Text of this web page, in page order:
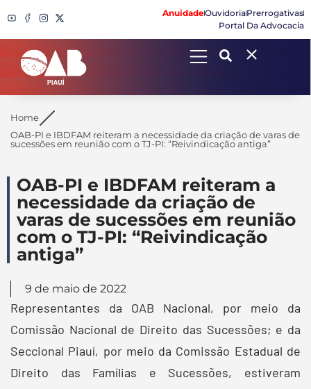
AnuidadeOuvidoriaPrerrogativas
Portal Da Advocacia
Search
Home
OAB-PI e IBDFAM reiteram a necessidade da criação de varas de
sucessões em reunião com o TJ-PI: “Reivindicação antiga”
OAB-PI e IBDFAM reiteram a
necessidade da criação de
varas de sucessões em reunião
com o TJ-PI: “Reivindicação
antiga”
9 de maio de 2022
Representantes da OAB Nacional, por meio da
Comissão Nacional de Direito das Sucessões; e da
Seccional Piauí, por meio da Comissão Estadual de
Direito das Famílias e Sucessões, estiveram